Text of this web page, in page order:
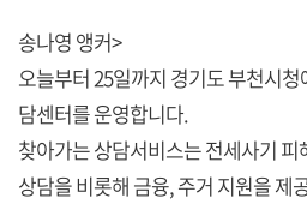
송나영 앵커>
오늘부터 25일까지 경기도 부천시
담센터를 운영합니다.
찾아가는 상담서비스는 전세사기
상담을 비롯해 금융, 주거 지원을 제